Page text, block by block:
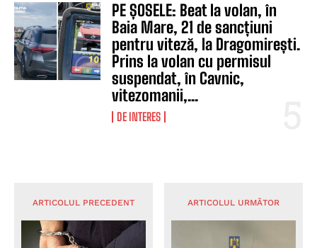
PE ȘOSELE: Beat la volan, în
Baia Mare, 21 de sancțiuni
pentru viteză, la Dragomirești.
Prins la volan cu permisul
suspendat, în Cavnic,
vitezomanii,...
DE INTERES
ARTICOLUL PRECEDENT ARTICOLUL URMĂTOR